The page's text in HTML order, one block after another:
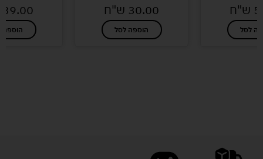
ש"ח
לסל
30.00 ש"ח
הוספה לסל
39.00
הוספה